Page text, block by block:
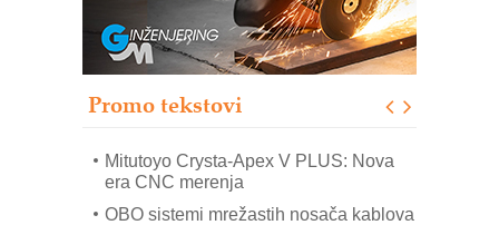
Promo tekstovi
Bezbednost na prvom mestu!
IB BLUMENAUER - više od 40 godina
poverenja u industriji
Art Utopia Studio – vizuelne priče
Mitutoyo Crysta-Apex V PLUS: Nova
era CNC merenja
OBO sistemi mrežastih nosača kablova